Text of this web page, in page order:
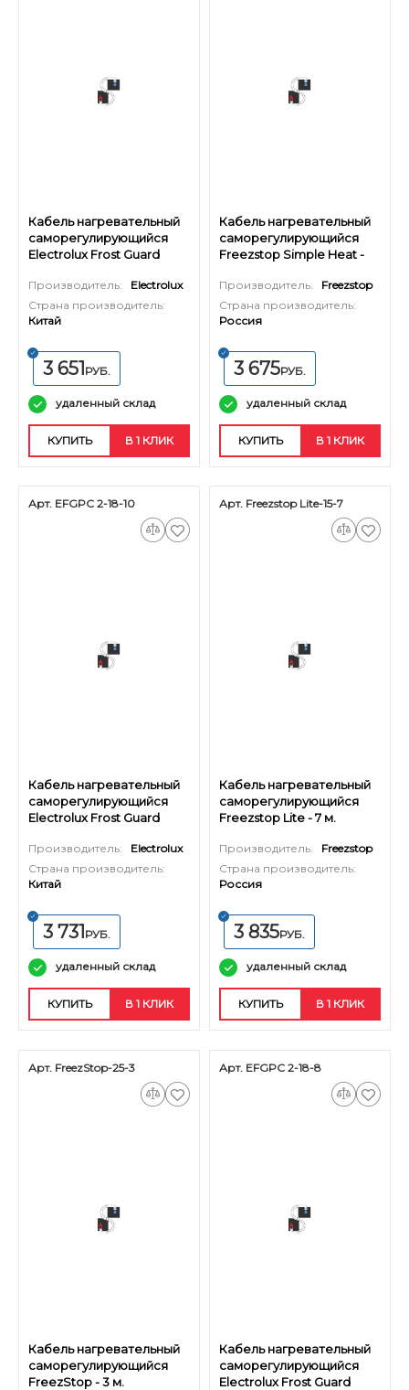
Кабель нагревательный
саморегулирующийся
Electrolux Frost Guard
Производитель:
Electrolux
Страна производитель:
Китай
3 651РУБ.
удаленный склад
КУПИТЬ В 1 КЛИК
Кабель нагревательный
саморегулирующийся
Freezstop Simple Heat -
Производитель:
Freezstop
Страна производитель:
Россия
3 675РУБ.
удаленный склад
КУПИТЬ В 1 КЛИК
Арт. EFGPC 2-18-10
Кабель нагревательный
саморегулирующийся
Electrolux Frost Guard
Производитель:
Electrolux
Страна производитель:
Китай
3 731РУБ.
удаленный склад
КУПИТЬ В 1 КЛИК
Арт. Freezstop Lite-15-7
Кабель нагревательный
саморегулирующийся
Freezstop Lite - 7 м.
Производитель:
Freezstop
Страна производитель:
Россия
3 835РУБ.
удаленный склад
КУПИТЬ В 1 КЛИК
Арт. FreezStop-25-3
Кабель нагревательный
саморегулирующийся
FreezStop - 3 м.
Арт. EFGPC 2-18-8
Кабель нагревательный
саморегулирующийся
Electrolux Frost Guard